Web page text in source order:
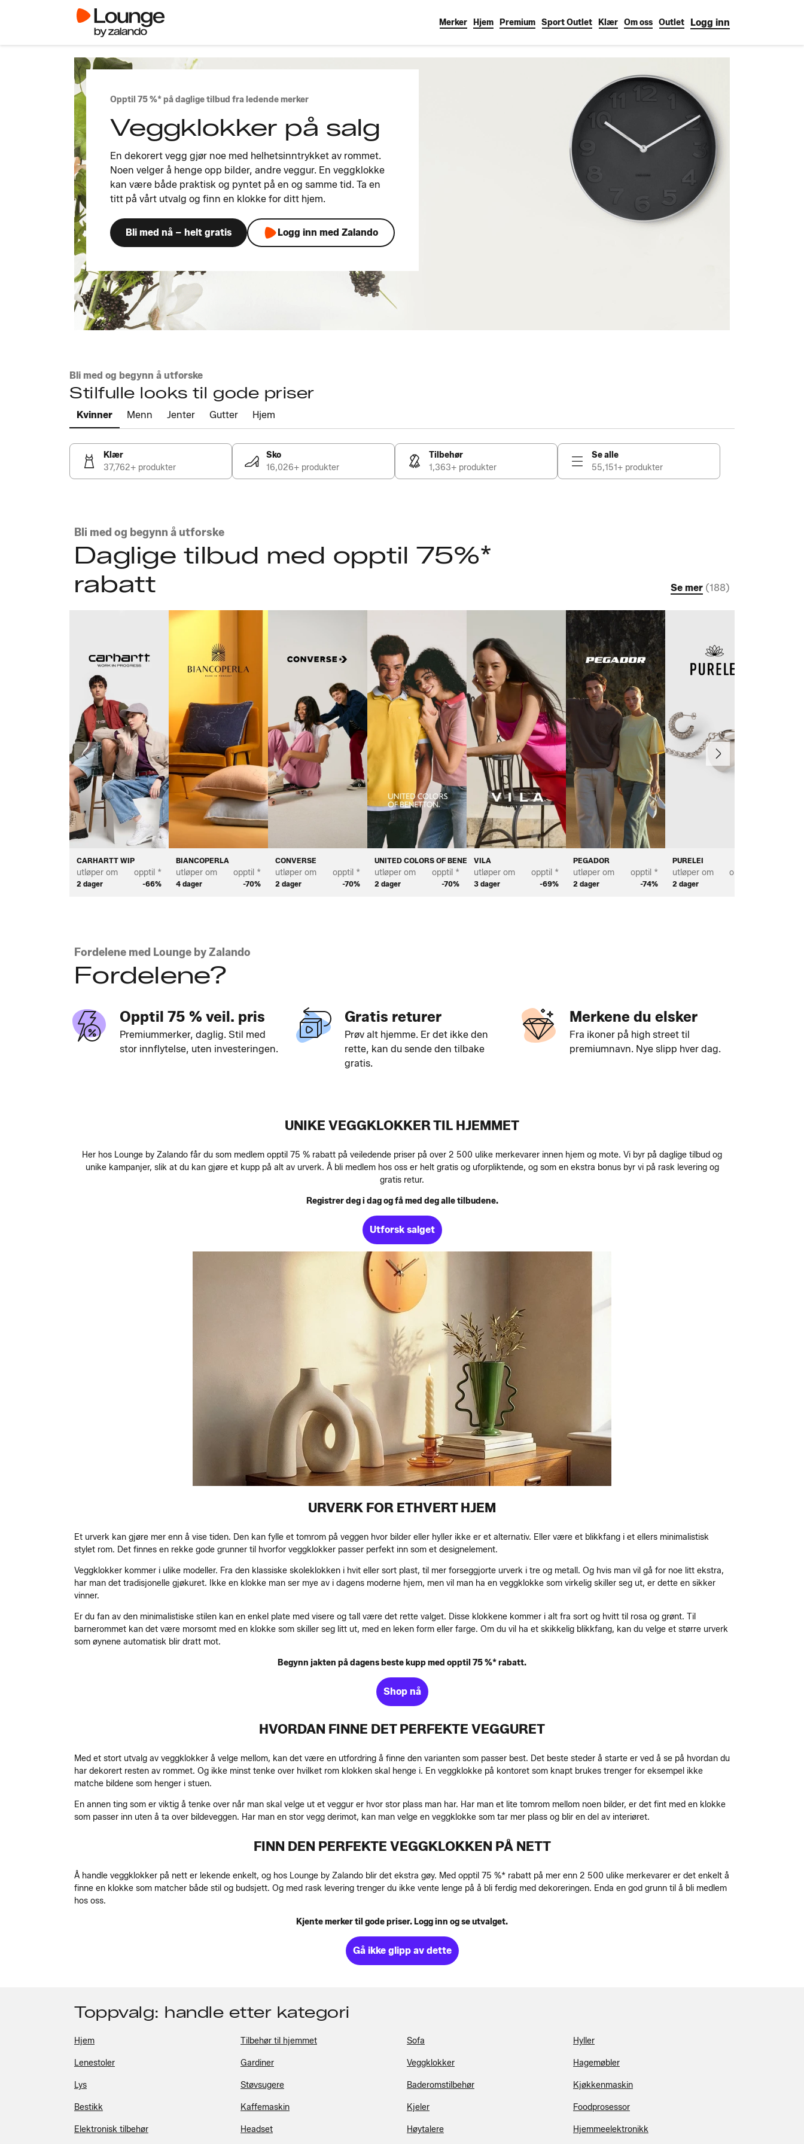
Merker Hjem Premium Sport Outlet Klær Om oss Outlet Logg inn
Opptil 75 %* på daglige tilbud fra ledende merker
Veggklokker på salg
En dekorert vegg gjør noe med helhetsinntrykket av rommet.
Noen velger å henge opp bilder, andre veggur. En veggklokke
kan være både praktisk og pyntet på en og samme tid. Ta en
titt på vårt utvalg og finn en klokke for ditt hjem.
Bli med nå – helt gratis Logg inn med Zalando
Bli med og begynn å utforske
Stilfulle looks til gode priser
Kvinner Menn Jenter Gutter Hjem
Klær
37,762+ produkter
Sko
16,026+ produkter
Tilbehør
1,363+ produkter
Se alle
55,151+ produkter
Bli med og begynn å utforske
Daglige tilbud med opptil 75%*
rabatt
Se mer (188)
CARHARTT WIP
utløper om
2 dager
opptil *
-66%
BIANCOPERLA
utløper om
4 dager
opptil *
-70%
CONVERSE
utløper om
2 dager
opptil *
-70%
UNITED COLORS OF BENETTON
utløper om
2 dager
opptil *
-70%
VILA
utløper om
3 dager
opptil *
-69%
PEGADOR
utløper om
2 dager
opptil *
-74%
PURELEI
utløper om
2 dager
opptil *
Forrige Neste
Fordelene med Lounge by Zalando
Fordelene?
Opptil 75 % veil. pris
Premiummerker, daglig. Stil med
stor innflytelse, uten investeringen.
Gratis returer
Prøv alt hjemme. Er det ikke den
rette, kan du sende den tilbake
gratis.
Merkene du elsker
Fra ikoner på high street til
premiumnavn. Nye slipp hver dag.
UNIKE VEGGKLOKKER TIL HJEMMET
Her hos Lounge by Zalando får du som medlem opptil 75 % rabatt på veiledende priser på over 2 500 ulike merkevarer innen hjem og mote. Vi byr på daglige tilbud og
unike kampanjer, slik at du kan gjøre et kupp på alt av urverk. Å bli medlem hos oss er helt gratis og uforpliktende, og som en ekstra bonus byr vi på rask levering og
gratis retur.
Registrer deg i dag og få med deg alle tilbudene.
Utforsk salget
URVERK FOR ETHVERT HJEM
Et urverk kan gjøre mer enn å vise tiden. Den kan fylle et tomrom på veggen hvor bilder eller hyller ikke er et alternativ. Eller være et blikkfang i et ellers minimalistisk
stylet rom. Det finnes en rekke gode grunner til hvorfor veggklokker passer perfekt inn som et designelement.
Veggklokker kommer i ulike modeller. Fra den klassiske skoleklokken i hvit eller sort plast, til mer forseggjorte urverk i tre og metall. Og hvis man vil gå for noe litt ekstra,
har man det tradisjonelle gjøkuret. Ikke en klokke man ser mye av i dagens moderne hjem, men vil man ha en veggklokke som virkelig skiller seg ut, er dette en sikker
vinner.
Er du fan av den minimalistiske stilen kan en enkel plate med visere og tall være det rette valget. Disse klokkene kommer i alt fra sort og hvitt til rosa og grønt. Til
barnerommet kan det være morsomt med en klokke som skiller seg litt ut, med en leken form eller farge. Om du vil ha et skikkelig blikkfang, kan du velge et større urverk
som øynene automatisk blir dratt mot.
Begynn jakten på dagens beste kupp med opptil 75 %* rabatt.
Shop nå
HVORDAN FINNE DET PERFEKTE VEGGURET
Med et stort utvalg av veggklokker å velge mellom, kan det være en utfordring å finne den varianten som passer best. Det beste steder å starte er ved å se på hvordan du
har dekorert resten av rommet. Og ikke minst tenke over hvilket rom klokken skal henge i. En veggklokke på kontoret som knapt brukes trenger for eksempel ikke
matche bildene som henger i stuen.
En annen ting som er viktig å tenke over når man skal velge ut et veggur er hvor stor plass man har. Har man et lite tomrom mellom noen bilder, er det fint med en klokke
som passer inn uten å ta over bildeveggen. Har man en stor vegg derimot, kan man velge en veggklokke som tar mer plass og blir en del av interiøret.
FINN DEN PERFEKTE VEGGKLOKKEN PÅ NETT
Å handle veggklokker på nett er lekende enkelt, og hos Lounge by Zalando blir det ekstra gøy. Med opptil 75 %* rabatt på mer enn 2 500 ulike merkevarer er det enkelt å
finne en klokke som matcher både stil og budsjett. Og med rask levering trenger du ikke vente lenge på å bli ferdig med dekoreringen. Enda en god grunn til å bli medlem
hos oss.
Kjente merker til gode priser. Logg inn og se utvalget.
Gå ikke glipp av dette
Toppvalg: handle etter kategori
Hjem Tilbehør til hjemmet Sofa Hyller
Lenestoler Gardiner Veggklokker Hagemøbler
Lys Støvsugere Baderomstilbehør Kjøkkenmaskin
Bestikk Kaffemaskin Kjeler Foodprosessor
Elektronisk tilbehør Headset Høytalere Hjemmeelektronikk